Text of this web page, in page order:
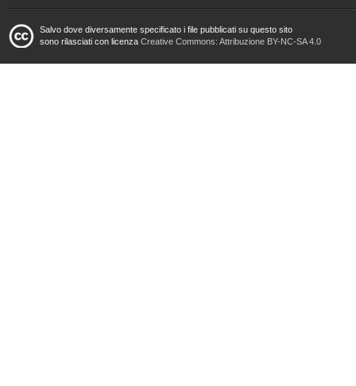
Salvo dove diversamente specificato i file pubblicati su questo sito
sono rilasciati con licenza Creative Commons: Attribuzione BY-NC-SA 4.0